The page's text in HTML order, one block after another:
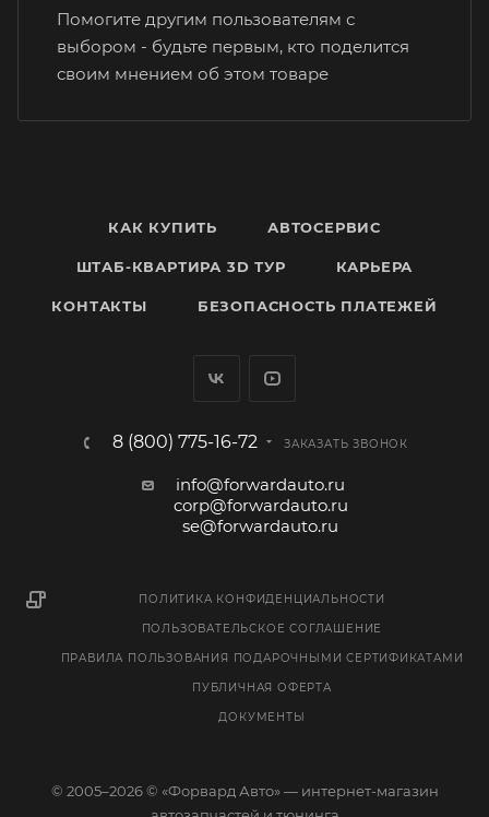
Помогите другим пользователям с
выбором - будьте первым, кто поделится
своим мнением об этом товаре
КАК КУПИТЬ АВТОСЕРВИС
ШТАБ-КВАРТИРА 3D ТУР КАРЬЕРА
КОНТАКТЫ БЕЗОПАСНОСТЬ ПЛАТЕЖЕЙ
8 (800) 775-16-72 ЗАКАЗАТЬ ЗВОНОК
info@forwardauto.ru
corp@forwardauto.ru
se@forwardauto.ru
ПОЛИТИКА КОНФИДЕНЦИАЛЬНОСТИ
ПОЛЬЗОВАТЕЛЬСКОЕ СОГЛАШЕНИЕ
ПРАВИЛА ПОЛЬЗОВАНИЯ ПОДАРОЧНЫМИ СЕРТИФИКАТАМИ
ПУБЛИЧНАЯ ОФЕРТА
ДОКУМЕНТЫ
© 2005–2026 © «Форвард Авто» — интернет-магазин